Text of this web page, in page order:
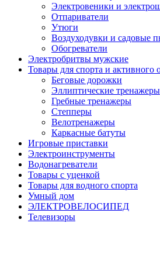
Электровеники и
Отпариватели
Утюги
Воздуходувки и садовые
Обогреватели
Электробритвы мужские
Товары для спорта и активного
Беговые дорожки
Эллиптические тренажеры
Гребные тренажеры
Степперы
Велотренажеры
Каркасные батуты
Игровые приставки
Электроинструменты
Водонагреватели
Товары с уценкой
Товары для водного спорта
Умный дом
ЭЛЕКТРОВЕЛОСИПЕД
Телевизоры